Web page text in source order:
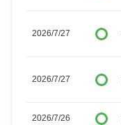
2026/7/27
2026/7/27
2026/7/26